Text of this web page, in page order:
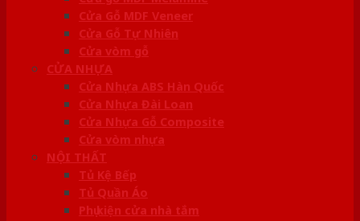
Cửa Gỗ MDF Veneer
Cửa Gỗ Tự Nhiên
Cửa vòm gỗ
CỬA NHỰA
Cửa Nhựa ABS Hàn Quốc
Cửa Nhựa Đài Loan
Cửa Nhựa Gỗ Composite
Cửa vòm nhựa
NỘI THẤT
Tủ Kệ Bếp
Tủ Quần Áo
Phụ kiện cửa nhà tắm